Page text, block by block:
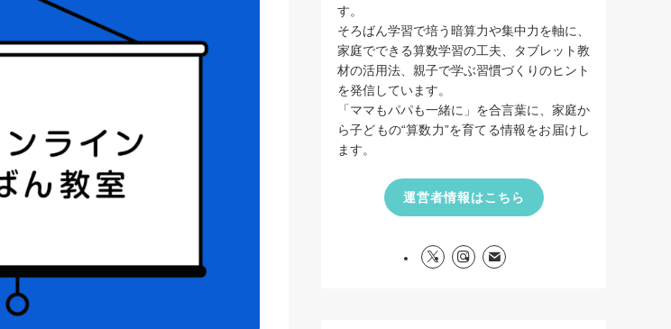
す。
そろばん学習で培う暗算力や集中力を軸に、
家庭でできる算数学習の工夫、タブレット教
材の活用法、親子で学ぶ習慣づくりのヒント
を発信しています。
「ママもパパも一緒に」を合言葉に、家庭か
ら子どもの“算数力”を育てる情報をお届けし
ます。
運営者情報はこちら